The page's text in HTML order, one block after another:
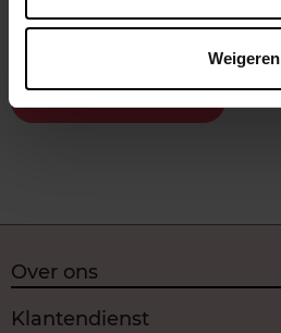
Weigeren
Zaterdag
Zondag
Gesloten
Over ons
Klantendienst